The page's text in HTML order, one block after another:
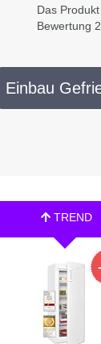
Das
Bewertung
Einbau